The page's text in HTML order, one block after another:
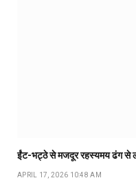
ईंट-भट्ठे से मजदूर रहस्यमय ढंग से
APRIL 17, 2026 10:48 AM